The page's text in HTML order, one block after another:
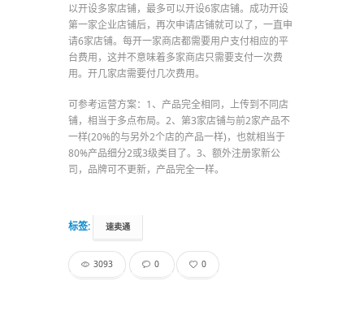
以开设多家店铺，最多可以开设6家店铺。成功开设
第一家企业店铺后，再次申请店铺就可以了，一直申
请6家店铺。每开一家商店都需要用户支付相应的平
台费用，这并不意味着多家商店只需要支付一次费
用。开几家店需要付几次费用。
可参考运营方案：1、产品完全相同，上传到不同店
铺，相当于多点布局。2、第3家店铺与前2家产品不
一样(20%的与另外2个店的产品一样)，也就相当于
80%产品细分2或3级类目了。3、额外注册家新公
司，品牌可不更新，产品完全一样。
标签: 速卖通
3093 0 0